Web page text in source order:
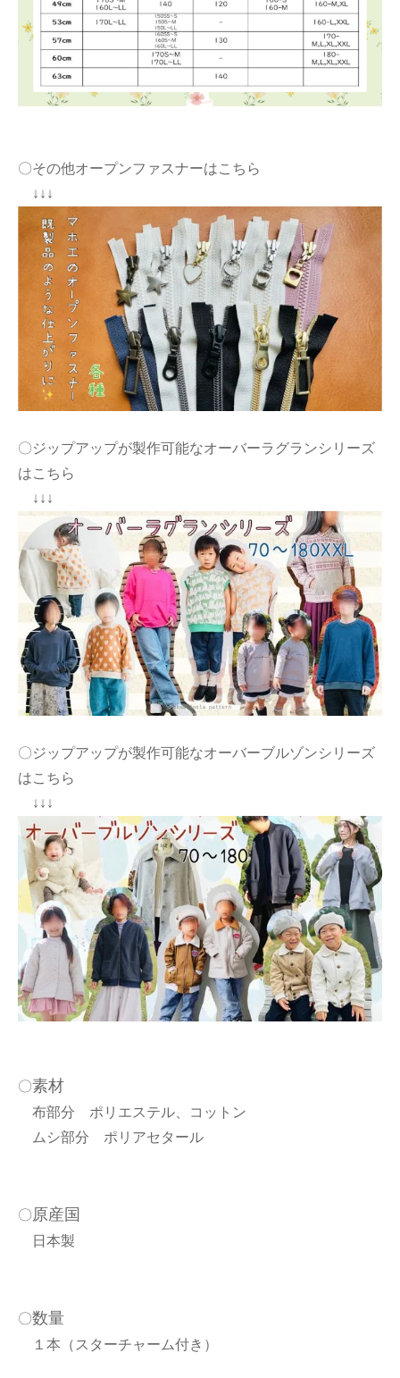
〇その他オープンファスナーはこちら
↓↓↓
〇ジップアップが製作可能なオーバーラグランシリーズ
はこちら
↓↓↓
〇ジップアップが製作可能なオーバーブルゾンシリーズ
はこちら
↓↓↓
〇素材
布部分 ポリエステル、コットン
ムシ部分 ポリアセタール
〇原産国
日本製
〇数量
１本（スターチャーム付き）